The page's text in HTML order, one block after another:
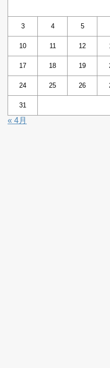
3 4 5
10 11 12
17 18 19
24 25 26
31
« 4月